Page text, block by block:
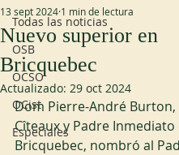
Todas las noticias
OSB
OCSO
OCist
Especiales
Nuevo superior en
Bricquebec
13 sept 2024 1 min de lectura
Actualizado: 29 oct 2024
Dom Pierre-André Burton,
Cîteaux y Padre Inmediato
Bricquebec, nombró al